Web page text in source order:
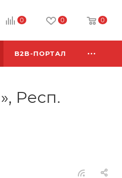
0 0 0
B2B-ПОРТАЛ
Респ.